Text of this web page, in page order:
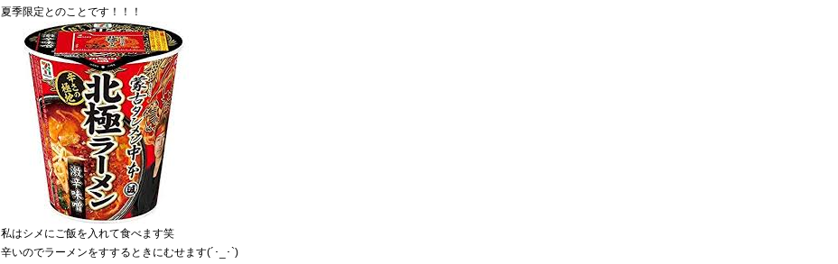
夏季限定とのことです！！！
私はシメにご飯を入れて食べます笑
辛いのでラーメンをすするときにむせます(´･_･`)